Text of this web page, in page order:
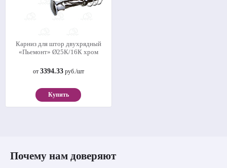
Карниз для штор двухрядный
«Пьемонт» Ø25К/16К хром
от 3394.33руб./шт
Купить
Почему нам доверяют